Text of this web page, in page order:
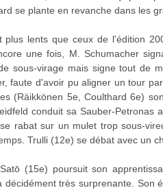
se plante en revanche dans les
lents que ceux de l'édition
une fois, M. Schumacher
sous-virage mais signe tout de
faute d'avoir pu aligner un tour
(Räikkönen 5e, Coulthard 6e)
conduit sa Sauber-Petronas
rabat sur un mulet trop sous-
Trulli (12e) se débat avec un
(15e) poursuit son
très surprenante. Son